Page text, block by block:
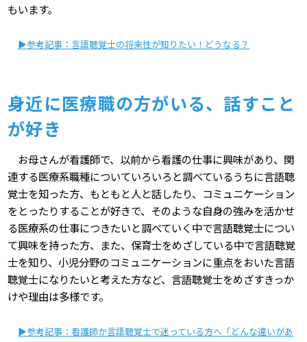
もいます。
▶参考記事：言語聴覚士の将来性が知りたい！どうなる？
身近に医療職の方がいる、話すこと
が好き
お母さんが看護師で、以前から看護の仕事に興味があり、関
連する医療系職種についていろいろと調べているうちに言語聴
覚士を知った方、もともと人と話したり、コミュニケーション
をとったりすることが好きで、そのような自身の強みを活かせ
る医療系の仕事につきたいと調べていく中で言語聴覚士につい
て興味を持った方、また、保育士をめざしている中で言語聴覚
士を知り、小児分野のコミュニケーションに重点をおいた言語
聴覚士になりたいと考えた方など、言語聴覚士をめざすきっか
けや理由は多様です。
▶参考記事：看護師か言語聴覚士で迷っている方へ「どんな違いがあ